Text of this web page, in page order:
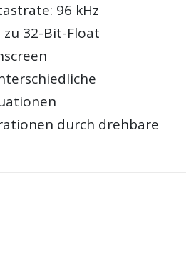
96 kHz
32-Bit-Float
durch drehbare